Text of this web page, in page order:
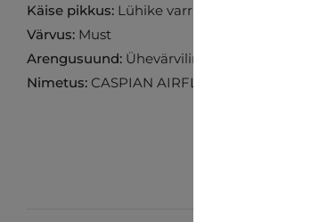
Käise pikkus: Lühike varrukas
Värvus: Must
Arengusuund: Ühevärviline
Nimetus: CASPIAN AIRFLEX